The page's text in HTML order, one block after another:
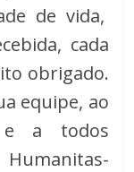
de vida,
cada
obrigado.
equipe, ao
e a todos